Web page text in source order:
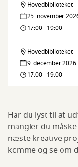
DIY
drop-
Hovedbiblioteket
25. november
17:00 - 19:00
DIY
drop-
Hovedbiblioteket
9. december 2026
17:00 - 19:00
Har du lyst til at
mangler du
næste kreative
komme og se om